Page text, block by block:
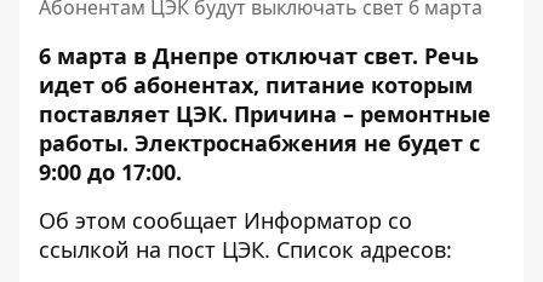
Абонентам ЦЭК будут выключать свет 6 марта
6 марта в Днепре отключат свет. Речь
идет об абонентах, питание которым
поставляет ЦЭК. Причина – ремонтные
работы. Электроснабжения не будет с
9:00 до 17:00.
Об этом сообщает Информатор со
ссылкой на пост ЦЭК. Список адресов: